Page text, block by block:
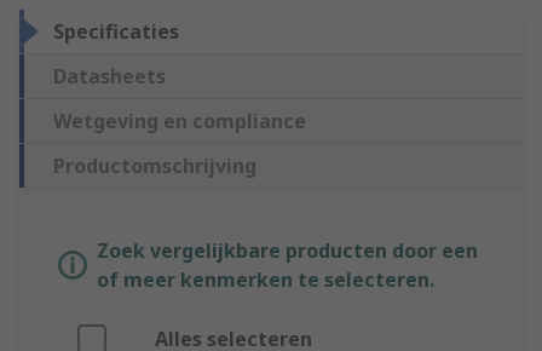
Specificaties
Datasheets
Wetgeving en compliance
Productomschrijving
Zoek vergelijkbare producten door een
of meer kenmerken te selecteren.
Alles selecteren